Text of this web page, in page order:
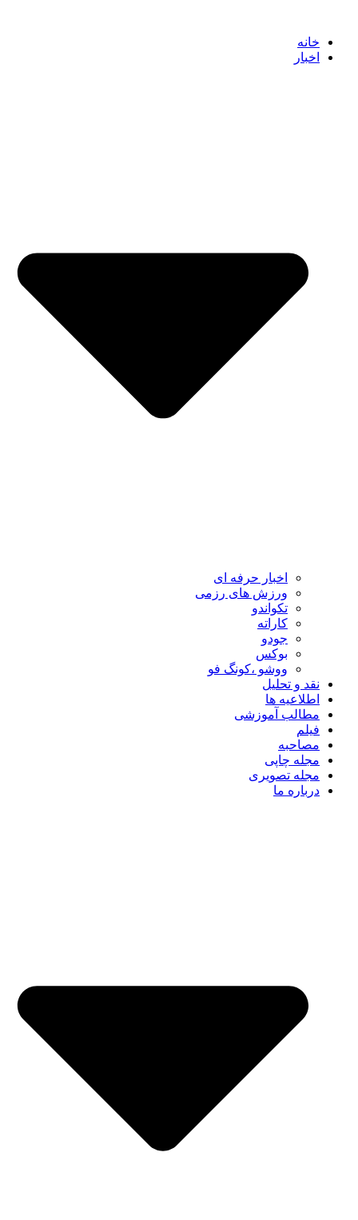
خانه
اخبار
اخبار حرفه ای
ورزش های رزمی
تکواندو
کاراته
جودو
بوکس
ووشو ،کونگ فو
نقد و تحلیل
اطلاعیه ها
مطالب آموزشی
فیلم
مصاحبه
مجله چاپی
مجله تصویری
درباره ما